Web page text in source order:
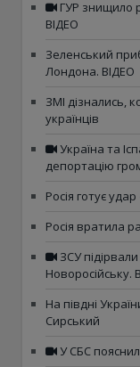
ГУР знищило
ВІДЕО
Зеленський
Лондона. ВІДЕО
ЗМІ дізнались,
українців
Україна та
депортацію
Росія готує
Росія вратила
ЗСУ
Новоросійську.
На півдні
Сирський
У СБС